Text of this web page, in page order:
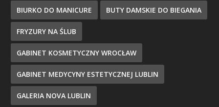
BIURKO DO MANICURE BUTY DAMSKIE DO BIEGANIA
FRYZURY NA ŚLUB
GABINET KOSMETYCZNY WROCŁAW
GABINET MEDYCYNY ESTETYCZNEJ LUBLIN
GALERIA NOVA LUBLIN